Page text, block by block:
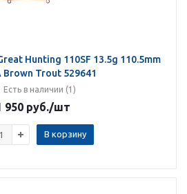
Hunting 110SF 13.5g 110.5mm
Brown Trout 529641
Есть в наличии (1)
950 руб./шт
В корзину